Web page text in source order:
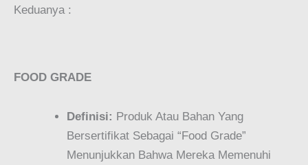
Keduanya :
FOOD GRADE
Definisi: Produk Atau Bahan Yang
Bersertifikat Sebagai “food Grade”
Menunjukkan Bahwa Mereka Memenuhi